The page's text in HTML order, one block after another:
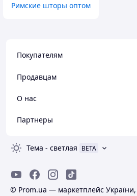
Римские шторы оптом
Покупателям
Продавцам
О нас
Партнеры
Тема - светлая BETA
© Prom.ua — маркетплейс України,